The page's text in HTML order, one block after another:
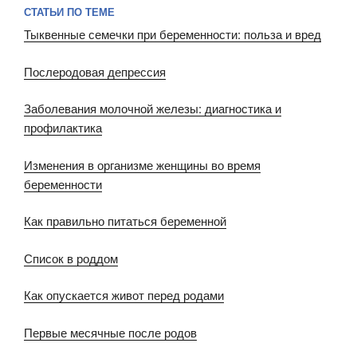
СТАТЬИ ПО ТЕМЕ
Тыквенные семечки при беременности: польза и вред
Послеродовая депрессия
Заболевания молочной железы: диагностика и
профилактика
Изменения в организме женщины во время
беременности
Как правильно питаться беременной
Список в роддом
Как опускается живот перед родами
Первые месячные после родов